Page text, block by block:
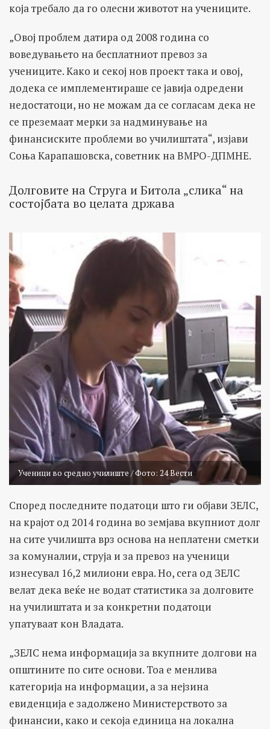
која требало да го олесни животот на учениците.
„Овој проблем датира од 2008 година со
воведувањето на бесплатниот превоз за
учениците. Како и секој нов проект така и овој,
додека се имплементираше се јавија одредени
недостатоци, но не можам да се согласам дека не
се преземаат мерки за надминување на
финансиските проблеми во училиштата“, изјави
Соња Карапашовска, советник на ВМРО-ДПМНЕ.
Долговите на Струга и Битола „слика“ на
состојбата во целата држава
Ученици во средно училиште / Фото: 24 Вести
Според последните податоци што ги објави ЗЕЛС,
на крајот од 2014 година во земјава вкупниот долг
на сите училишта врз основа на неплатени сметки
за комуналии, струја и за превоз на ученици
изнесувал 16,2 милиони евра. Но, сега од ЗЕЛС
велат дека веќе не водат статистика за долговите
на училиштата и за конкретни податоци
упатуваат кон Владата.
„ЗЕЛС нема информација за вкупните долгови на
општините по сите основи. Тоа е менлива
категорија на информации, а за нејзина
евиденција е задолжено Министерството за
финансии, како и секоја единица на локална